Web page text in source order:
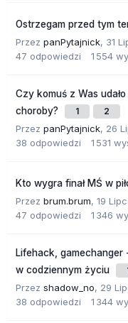
Ostrzegam przed tym
Przez panPytajnick, 31
47 odpowiedzi 1 554
Czy komuś z Was
choroby?
1 2
Przez panPytajnick, 26
38 odpowiedzi 1 531
Kto wygra finał MŚ w
Przez brum.brum, 19
47 odpowiedzi 1 346
Lifehack,
w codziennym życiu
Przez shadow_no, 29
38 odpowiedzi 1 344